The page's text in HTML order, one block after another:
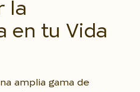
la
en tu Vida
amplia gama de